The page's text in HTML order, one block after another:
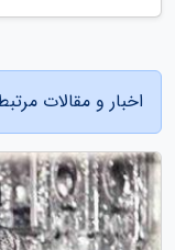
اخبار و مقالات